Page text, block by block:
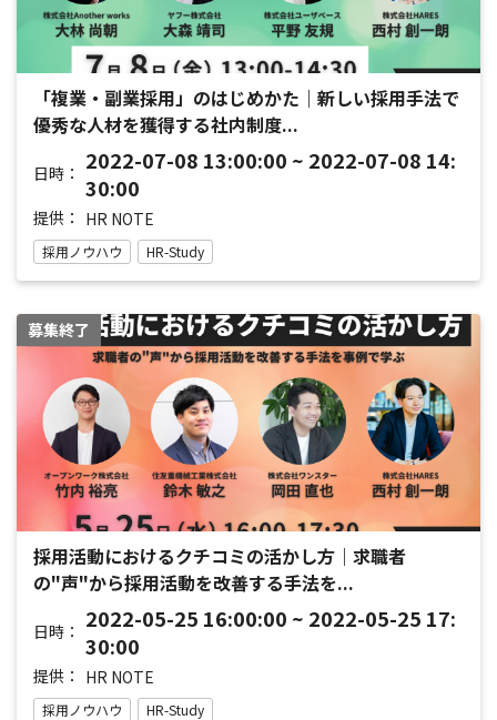
「複業・副業採用」のはじめかた｜新しい採用手法で
優秀な人材を獲得する社内制度...
日時： 2022-07-08 13:00:00 ~ 2022-07-08 14:
30:00
提供： HR NOTE
採用ノウハウ HR-Study
募集終了
採用活動におけるクチコミの活かし方｜求職者
の"声"から採用活動を改善する手法を...
日時： 2022-05-25 16:00:00 ~ 2022-05-25 17:
30:00
提供： HR NOTE
採用ノウハウ HR-Study